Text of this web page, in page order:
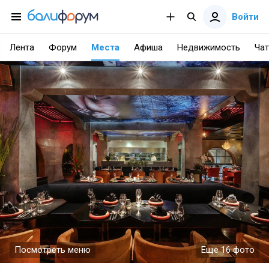
Войти
Лента Форум Места Афиша Недвижимость Чат
Посмотреть меню Еще 16 фото